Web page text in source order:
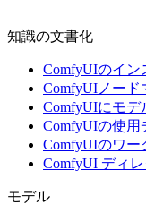
知識の文書化
ComfyUIのイン
ComfyUIノード
ComfyUIにモデ
ComfyUIの使用
ComfyUIのワー
ComfyUI ディレ
モデル